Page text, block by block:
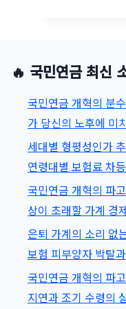
혼,
혼,
자
녀
수
령
조
건
및
상
실
혁
의
파
고:
대
가
직
면
한
보
🔥 국민연금 최신
국민연금 개혁의 분
가 당신의 노후에 미
세대별 형평성인가
연령대별 보험료 차
국민연금 개혁의 파
상이 초래할 가계 경
은퇴 가계의 소리 없
보험 피부양자 박탈
국민연금 개혁의 파
지연과 조기 수령의